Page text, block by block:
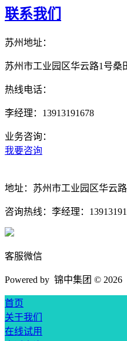
联系我们
苏州地址：
苏州市工业园区华云路1号桑
热线电话：
李经理：13913191678
业务咨询：
我要咨询
地址： 苏州市工业园区华云
咨询热线： 李经理：
客服微信
Powered by 锦中集团 © 2026
首页
关于我们
在线试用